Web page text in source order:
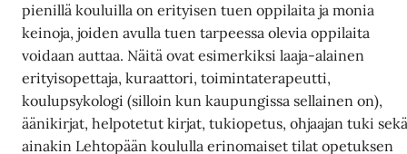
pienillä kouluilla on erityisen tuen oppilaita ja monia
keinoja, joiden avulla tuen tarpeessa olevia oppilaita
voidaan auttaa. Näitä ovat esimerkiksi laaja-alainen
erityisopettaja, kuraattori, toimintaterapeutti,
koulupsykologi (silloin kun kaupungissa sellainen on),
äänikirjat, helpotetut kirjat, tukiopetus, ohjaajan tuki
ainakin Lehtopään koululla erinomaiset tilat opetuksen